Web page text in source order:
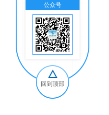
公众号
回到顶部